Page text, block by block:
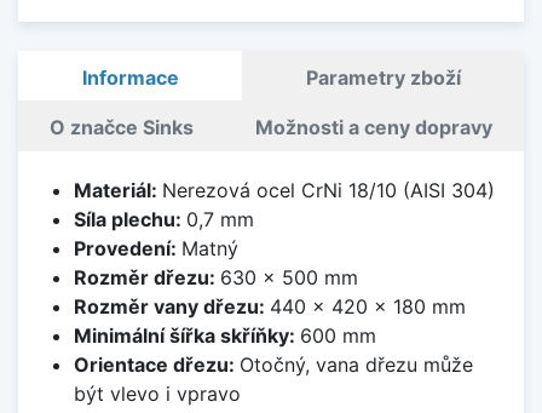
Informace Parametry zboží
O značce Sinks Možnosti a ceny dopravy
Materiál: Nerezová ocel CrNi 18/10 (AISI 304)
Síla plechu: 0,7 mm
Provedení: Matný
Rozměr dřezu: 630 x 500 mm
Rozměr vany dřezu: 440 x 420 x 180 mm
Minimální šířka skříňky: 600 mm
Orientace dřezu: Otočný, vana dřezu může
být vlevo i vpravo